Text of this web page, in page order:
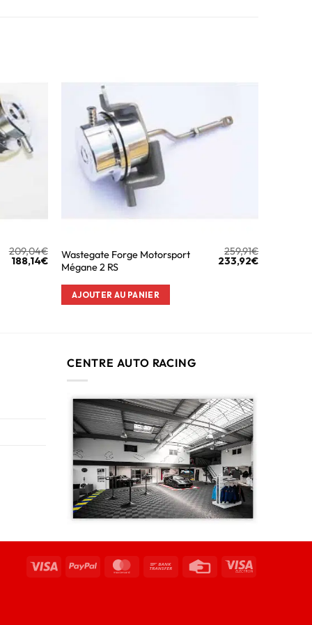
209,04€
188,14€
Wastegate Forge Motorsport
Mégane 2 RS
259,91€
233,92€
AJOUTER AU PANIER
CENTRE AUTO RACING